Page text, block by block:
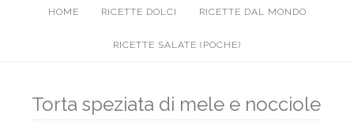
HOME RICETTE DOLCI RICETTE DAL MONDO
RICETTE SALATE (POCHE)
Torta speziata di mele e nocciole